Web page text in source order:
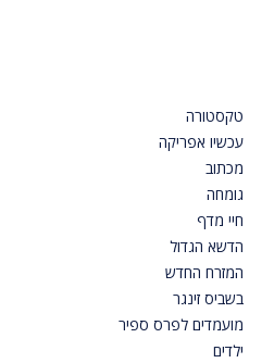
טקסטורה
עכשיו אפריקה
מכתוב
גומחה
חיי מדף
הדשא הגדול
המזרח החדש
בשביס זינגר
מועמדים לפרס ספיר
ילדים